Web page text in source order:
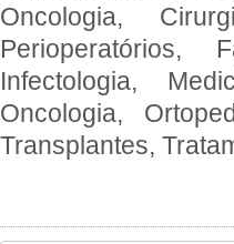
Oncologia,
Perioperatórios,
Infectologia,
Oncologia,
Transplantes,